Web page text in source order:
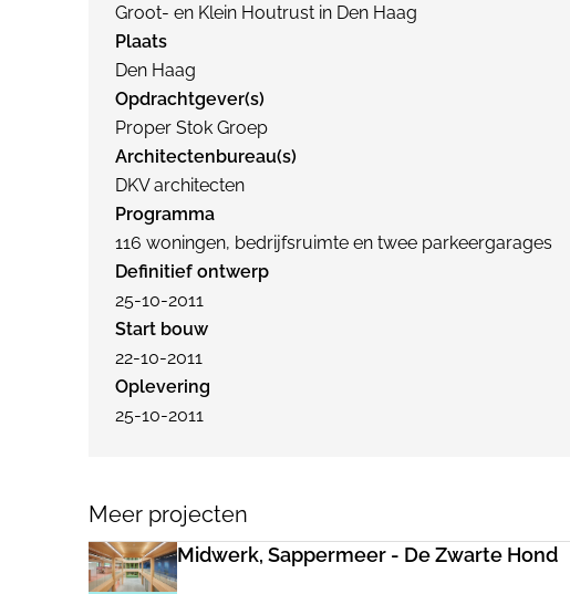
Groot- en Klein Houtrust in Den Haag
Plaats
Den Haag
Opdrachtgever(s)
Proper Stok Groep
Architectenbureau(s)
DKV architecten
Programma
116 woningen, bedrijfsruimte en twee parkeergarages
Definitief ontwerp
25-10-2011
Start bouw
22-10-2011
Oplevering
25-10-2011
Meer projecten
Midwerk, Sappermeer - De Zwarte Hond